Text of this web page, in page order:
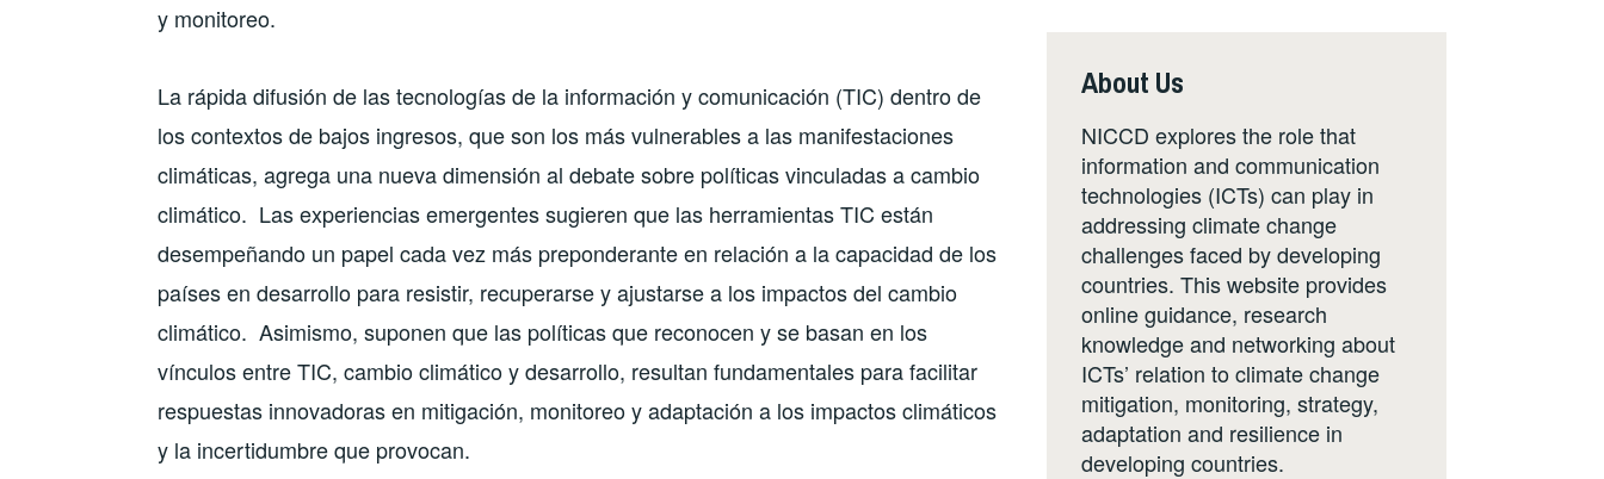
y monitoreo.
La rápida difusión de las tecnologías de la información y comunicación (TIC) dentro de
los contextos de bajos ingresos, que son los más vulnerables a las manifestaciones
climáticas, agrega una nueva dimensión al debate sobre políticas vinculadas a cambio
climático. Las experiencias emergentes sugieren que las herramientas TIC están
desempeñando un papel cada vez más preponderante en relación a la capacidad de los
países en desarrollo para resistir, recuperarse y ajustarse a los impactos del cambio
climático. Asimismo, suponen que las políticas que reconocen y se basan en los
vínculos entre TIC, cambio climático y desarrollo, resultan fundamentales para facilitar
respuestas innovadoras en mitigación, monitoreo y adaptación a los impactos climáticos
y la incertidumbre que provocan.
About Us
NICCD explores the role that
information and communication
technologies (ICTs) can play in
addressing climate change
challenges faced by developing
countries. This website provides
online guidance, research
knowledge and networking about
ICTs’ relation to climate change
mitigation, monitoring, strategy,
adaptation and resilience in
developing countries.